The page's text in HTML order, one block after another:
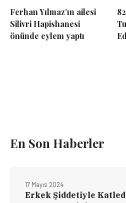
Ferhan Yılmaz’ın ailesi
Silivri Hapishanesi
önünde eylem yaptı
En Son Haberler
Erkek Şiddetiyle
17 Mayıs 2024